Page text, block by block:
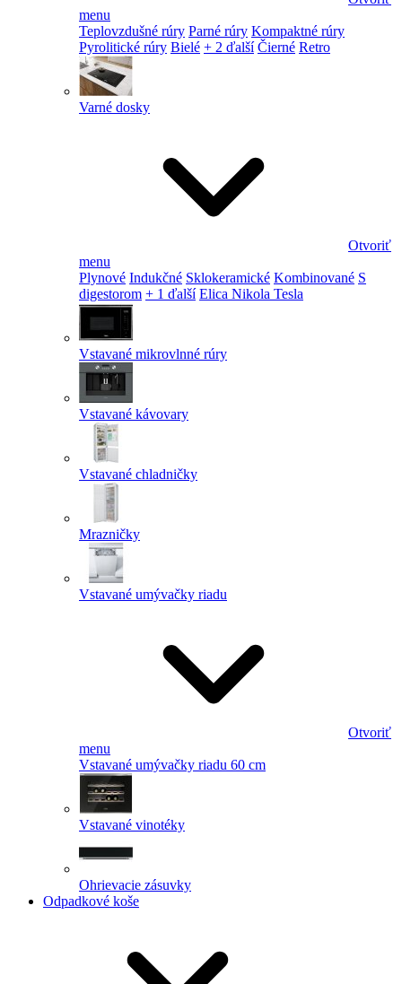
menu
Teplovzdušné rúry Parné rúry Kompaktné rúry
Pyrolitické rúry Bielé + 2 ďalší Čierné Retro
Varné dosky
Otvoriť
menu
Plynové Indukčné Sklokeramické Kombinované S
digestorom + 1 ďalší Elica Nikola Tesla
Vstavané mikrovlnné rúry
Vstavané kávovary
Vstavané chladničky
Mrazničky
Vstavané umývačky riadu
Otvoriť
menu
Vstavané umývačky riadu 60 cm
Vstavané vinotéky
Ohrievacie zásuvky
Odpadkové koše